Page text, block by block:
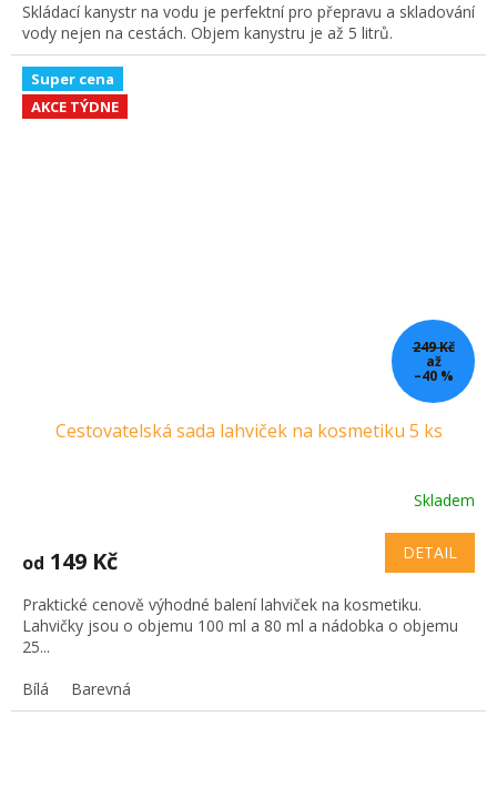
Skládací kanystr na vodu je perfektní pro přepravu a skladování
vody nejen na cestách. Objem kanystru je až 5 litrů.
Super cena
AKCE TÝDNE
249 Kč
až
–40 %
Cestovatelská sada lahviček na kosmetiku 5 ks
Skladem
od 149 Kč DETAIL
Praktické cenově výhodné balení lahviček na kosmetiku.
Lahvičky jsou o objemu 100 ml a 80 ml a nádobka o objemu
25...
Bílá
Barevná